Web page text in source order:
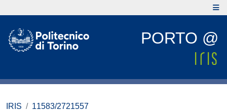
PORTO @
IRIS 11583/2721557